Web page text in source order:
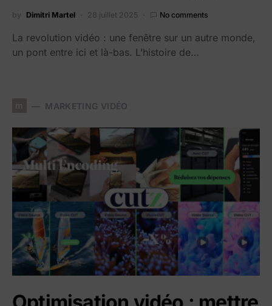
by Dimitri Martel 28 juillet 2025 No comments
La revolution vidéo : une fenêtre sur un autre monde,
un pont entre ici et là-bas. L’histoire de…
MARKETING VIDÉO